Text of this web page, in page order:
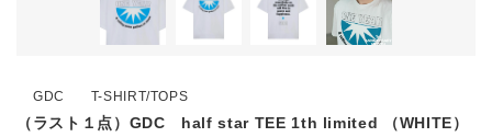
GDC T-SHIRT/TOPS
（ラスト１点）GDC half star TEE 1th limited （WHITE）